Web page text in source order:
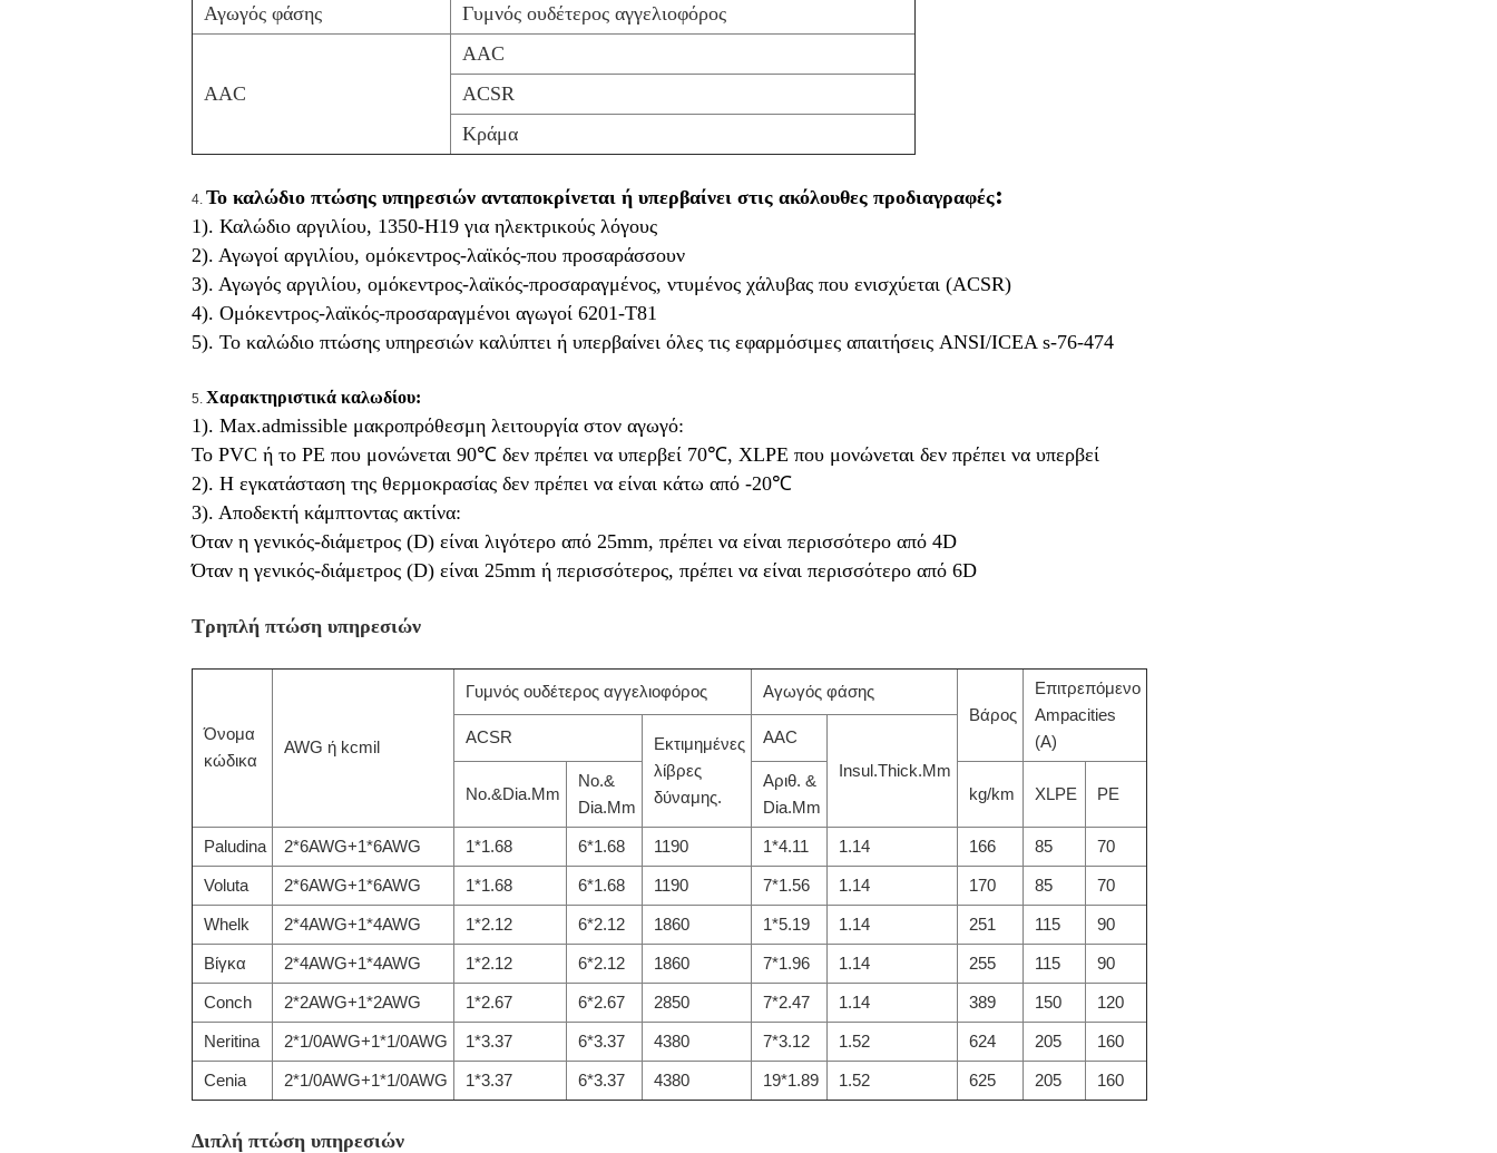
Αγωγός φάσης Γυμνός ουδέτερος αγγελιοφόρος
AAC
AAC
ACSR
Κράμα
4. Το καλώδιο πτώσης υπηρεσιών ανταποκρίνεται ή υπερβαίνει στις ακόλουθες προδιαγραφές:
1). Καλώδιο αργιλίου, 1350-H19 για ηλεκτρικούς λόγους
2). Αγωγοί αργιλίου, ομόκεντρος-λαϊκός-που προσαράσσουν
3). Αγωγός αργιλίου, ομόκεντρος-λαϊκός-προσαραγμένος, ντυμένος χάλυβας που ενισχύεται (ACSR)
4). Ομόκεντρος-λαϊκός-προσαραγμένοι αγωγοί 6201-T81
5). Το καλώδιο πτώσης υπηρεσιών καλύπτει ή υπερβαίνει όλες τις εφαρμόσιμες απαιτήσεις ANSI/ICEA s-76-474
5. Χαρακτηριστικά καλωδίου:
1). Max.admissible μακροπρόθεσμη λειτουργία στον αγωγό:
Το PVC ή το PE που μονώνεται 90℃ δεν πρέπει να υπερβεί 70℃, XLPE που μονώνεται δεν πρέπει να υπερβεί
2). Η εγκατάσταση της θερμοκρασίας δεν πρέπει να είναι κάτω από -20℃
3). Αποδεκτή κάμπτοντας ακτίνα:
Όταν η γενικός-διάμετρος (D) είναι λιγότερο από 25mm, πρέπει να είναι περισσότερο από 4D
Όταν η γενικός-διάμετρος (D) είναι 25mm ή περισσότερος, πρέπει να είναι περισσότερο από 6D
Τρηπλή πτώση υπηρεσιών
Όνομα
κώδικα
AWG ή kcmil
Γυμνός ουδέτερος αγγελιοφόρος
Αγωγός φάσης
Βάρος
Επιτρεπόμενο
Ampacities
(Α)
ACSR
Εκτιμημένες
λίβρες
δύναμης.
AAC
Insul.Thick.Mm
No.&Dia.Mm
No.&
Dia.Mm
Αριθ. &
Dia.Mm
kg/km XLPE PE
Paludina 2*6AWG+1*6AWG 1*1.68 6*1.68 1190 1*4.11 1.14 166 85 70
Voluta 2*6AWG+1*6AWG 1*1.68 6*1.68 1190 7*1.56 1.14 170 85 70
Whelk 2*4AWG+1*4AWG 1*2.12 6*2.12 1860 1*5.19 1.14 251 115 90
Βίγκα 2*4AWG+1*4AWG 1*2.12 6*2.12 1860 7*1.96 1.14 255 115 90
Conch 2*2AWG+1*2AWG 1*2.67 6*2.67 2850 7*2.47 1.14 389 150 120
Neritina 2*1/0AWG+1*1/0AWG 1*3.37 6*3.37 4380 7*3.12 1.52 624 205 160
Cenia 2*1/0AWG+1*1/0AWG 1*3.37 6*3.37 4380 19*1.89 1.52 625 205 160
Διπλή πτώση υπηρεσιών